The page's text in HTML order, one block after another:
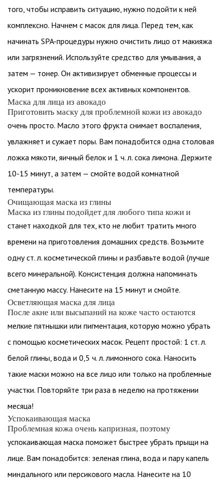
того, чтобы исправить ситуацию, нужно подойти к ней
комплексно. Начнем с масок для лица. Перед тем, как
начинать SPA-процедуры нужно очистить лицо от макияжа
или загрязнений. Используйте средство для умывания, а
затем — тонер. Он активизирует обменные процессы и
ускорит проникновение всех активных компонентов.
Маска для лица из авокадо
Приготовить маску для проблемной кожи из авокадо
очень просто. Масло этого фрукта снимает воспаления,
увлажняет и сужает поры. Вам понадобится одна столовая
ложка мякоти, яичный белок и 1 ч. л. сока лимона. Держите
10-15 минут, а затем — смойте водой комнатной
температуры.
Очищающая маска из глины
Маска из глины подойдет для любого типа кожи и
станет находкой для тех, кто не любит тратить много
времени на приготовления домашних средств. Возьмите
одну ст. л. косметической глины и разбавьте водой (лучше
всего минеральной). Консистенция должна напоминать
сметанную массу. Нанесите на 15 минут и смойте.
Осветляющая маска для лица
После акне или высыпаний на коже часто остаются
мелкие пятнышки или пигментация, которую можно убрать
с помощью косметических масок. Рецепт простой: 1 ст. л.
белой глины, вода и 0,5 ч. л. лимонного сока. Наносить
такие маски можно на все лицо или только на проблемные
участки. Повторяйте три раза в неделю на протяжении
месяца!
Успокаивающая маска
Проблемная кожа очень капризная, поэтому
успокаивающая маска поможет быстрее убрать прыщи на
лице. Вам понадобится: зеленая глина, вода и пару капель
миндального или персикового масла. Нанесите на 10